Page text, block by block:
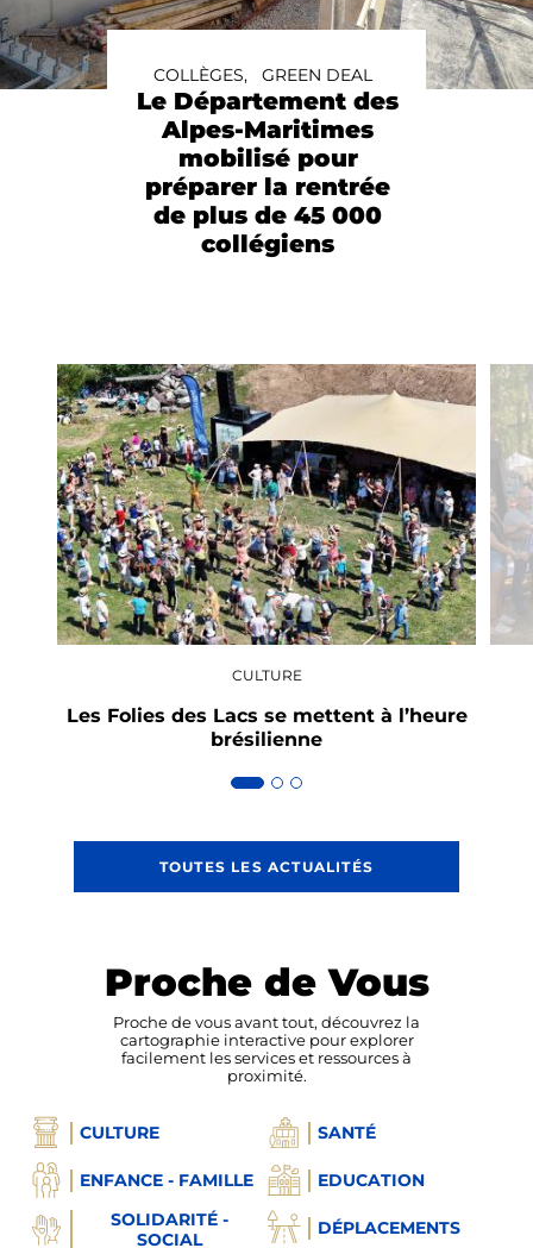
COLLÈGES, GREEN DEAL
Le Département des
Alpes-Maritimes
mobilisé pour
préparer la rentrée
de plus de 45 000
collégiens
CULTURE
Les Folies des Lacs se mettent à l’heure
brésilienne
TOUTES LES ACTUALITÉS
Proche de Vous
Proche de vous avant tout, découvrez la
cartographie interactive pour explorer
facilement les services et ressources à
proximité.
CULTURE SANTÉ
ENFANCE - FAMILLE
EDUCATION
SOLIDARITÉ -
SOCIAL
DÉPLACEMENTS